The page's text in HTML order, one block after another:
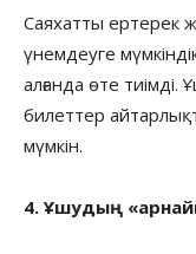
Саяхатты ертерек
үнемдеуге
алғанда өте
билеттер
мүмкін.
4. Ұшудың